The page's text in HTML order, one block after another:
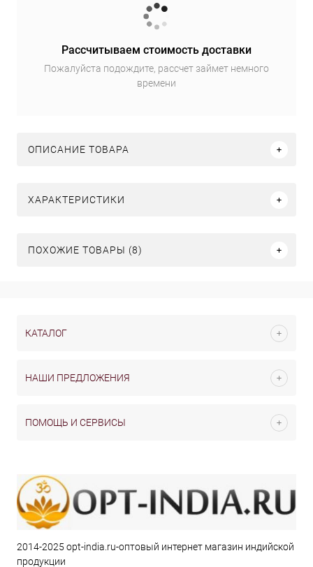
Рассчитываем стоимость доставки
Пожалуйста подождите, рассчет займет немного
времени
ОПИСАНИЕ ТОВАРА
ХАРАКТЕРИСТИКИ
ПОХОЖИЕ ТОВАРЫ (8)
КАТАЛОГ
НАШИ ПРЕДЛОЖЕНИЯ
ПОМОЩЬ И СЕРВИСЫ
2014-2025 opt-india.ru-оптовый интернет магазин индийской
продукции